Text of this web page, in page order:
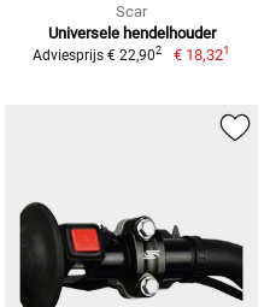
Scar
Universele hendelhouder
Adviesprijs € 22,902 € 18,321